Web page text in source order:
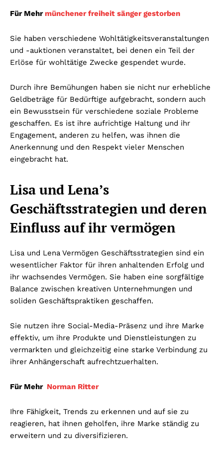
Für Mehr münchener freiheit sänger gestorben
Sie haben verschiedene Wohltätigkeitsveranstaltungen
und -auktionen veranstaltet, bei denen ein Teil der
Erlöse für wohltätige Zwecke gespendet wurde.
Durch ihre Bemühungen haben sie nicht nur erhebliche
Geldbeträge für Bedürftige aufgebracht, sondern auch
ein Bewusstsein für verschiedene soziale Probleme
geschaffen. Es ist ihre aufrichtige Haltung und ihr
Engagement, anderen zu helfen, was ihnen die
Anerkennung und den Respekt vieler Menschen
eingebracht hat.
Lisa und Lena’s
Geschäftsstrategien und deren
Einfluss auf ihr vermögen
Lisa und Lena Vermögen Geschäftsstrategien sind ein
wesentlicher Faktor für ihren anhaltenden Erfolg und
ihr wachsendes Vermögen. Sie haben eine sorgfältige
Balance zwischen kreativen Unternehmungen und
soliden Geschäftspraktiken geschaffen.
Sie nutzen ihre Social-Media-Präsenz und ihre Marke
effektiv, um ihre Produkte und Dienstleistungen zu
vermarkten und gleichzeitig eine starke Verbindung zu
ihrer Anhängerschaft aufrechtzuerhalten.
Für Mehr Norman Ritter
Ihre Fähigkeit, Trends zu erkennen und auf sie zu
reagieren, hat ihnen geholfen, ihre Marke ständig zu
erweitern und zu diversifizieren.